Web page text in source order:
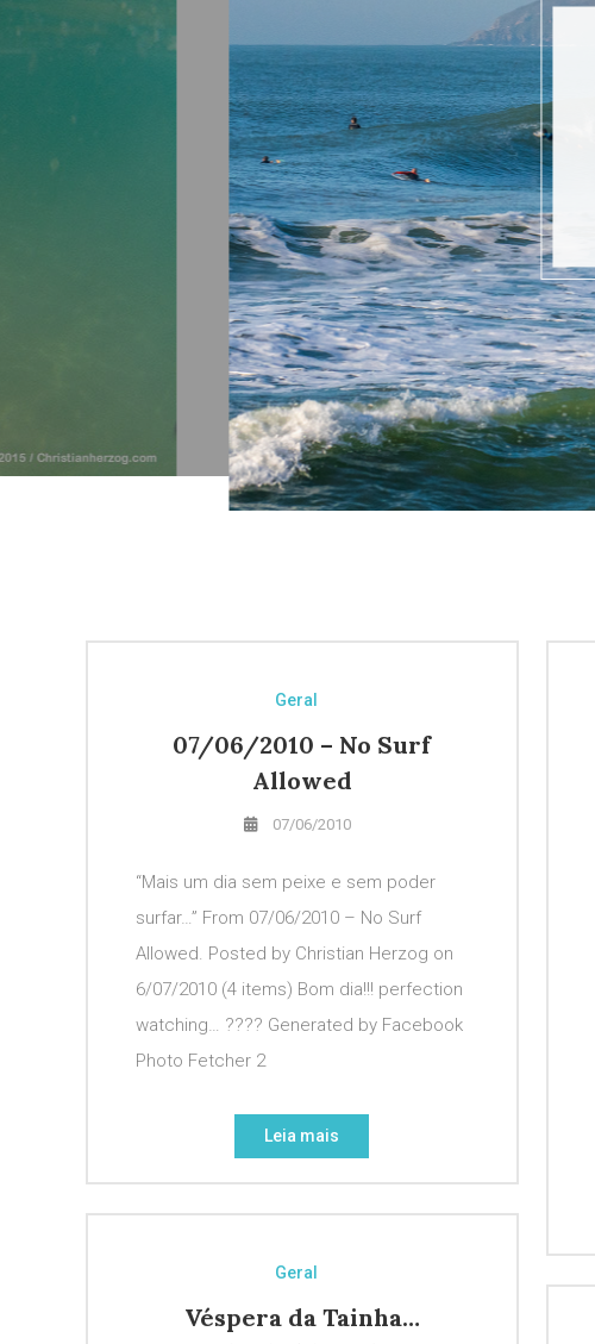
Geral
07/06/2010 – No Surf
Allowed
07/06/2010
“Mais um dia sem peixe e sem poder
surfar…” From 07/06/2010 – No Surf
Allowed. Posted by Christian Herzog on
6/07/2010 (4 items) Bom dia!!! perfection
watching… ???? Generated by Facebook
Photo Fetcher 2
Leia mais
Geral
Véspera da Tainha…